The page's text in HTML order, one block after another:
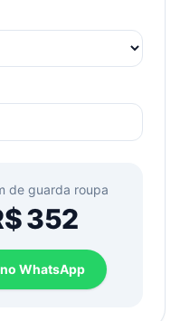
de guarda roupa
352
WhatsApp